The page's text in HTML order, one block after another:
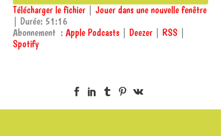
Apple Podcasts
RSS
SHARE
LINK
Télécharger le fichier
Jouer dans une nouvelle fenêtre
Durée: 51:16
Abonnement : Apple Podcasts Deezer RSS
Spotify